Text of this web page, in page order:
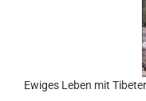
Ewiges Leben mit